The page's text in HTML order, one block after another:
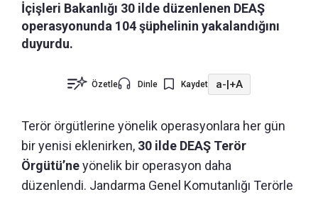
İçişleri Bakanlığı 30 ilde düzenlenen DEAŞ
operasyonunda 104 şüphelinin yakalandığını
duyurdu.
Özetle Dinle Kaydet a-|+A
Terör örgütlerine yönelik operasyonlara her gün
bir yenisi eklenirken, 30 ilde DEAŞ Terör
Örgütü’neyönelik bir operasyon daha
düzenlendi. Jandarma Genel Komutanlığı Terörle